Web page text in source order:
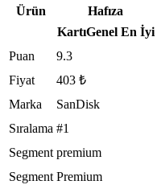
Ürün
Hafıza
KartıGenel En İyi
Puan
9.3
Fiyat
403 ₺
Marka
SanDisk
Sıralama #1
Segment premium
Segment Premium